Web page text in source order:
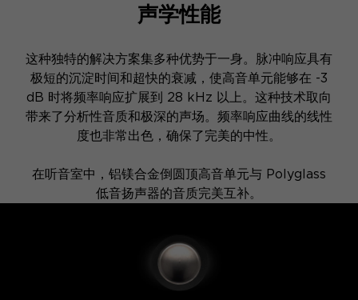
声学性能
这种独特的解决方案集多种优势于一身。脉冲响应具有
极短的沉淀时间和超快的衰减，使高音单元能够在 -3
dB 时将频率响应扩展到 28 kHz 以上。这种技术取向
带来了分析性音质和极深的声场。频率响应曲线的线性
度也非常出色，确保了完美的中性。
在听音室中，铝镁合金倒圆顶高音单元与 Polyglass
低音扬声器的音质完美互补。